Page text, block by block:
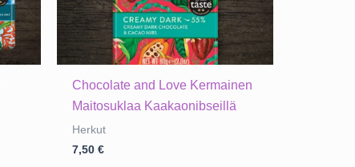
Chocolate and Love Kermainen
Maitosuklaa Kaakaonibseillä
Herkut
7,50€